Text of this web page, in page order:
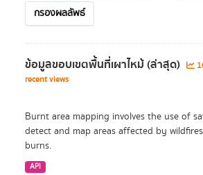
กรองผลลัพธ์
ข้อมูลขอบเขตพื้นที่เผาไหม้ (ล่าสุด)
recent views
Burnt area mapping involves the use of
detect and map areas affected by
burns.
API